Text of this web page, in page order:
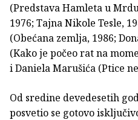
(Predstava Hamleta u
1976; Tajna Nikole Tesle,
(Obećana zemlja, 1986;
(Kako je počeo rat na
i Daniela Marušića (Ptice
Od sredine devedesetih
posvetio se gotovo